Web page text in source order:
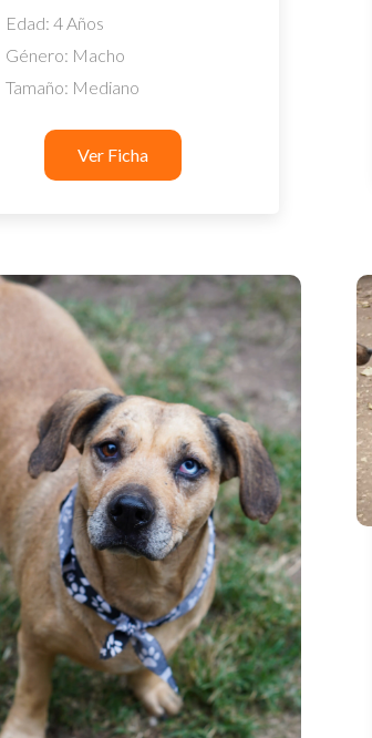
Edad: 4 Años
Género: Macho
Tamaño: Mediano
Ver Ficha